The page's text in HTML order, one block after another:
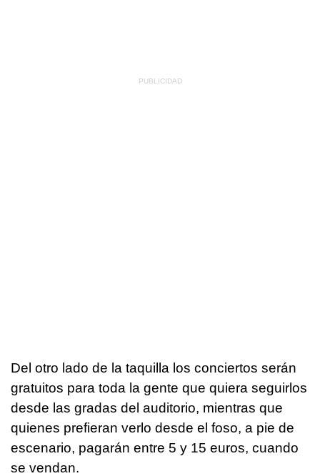
Del otro lado de la taquilla los conciertos serán
gratuitos para toda la gente que quiera seguirlos
desde las gradas del auditorio, mientras que
quienes prefieran verlo desde el foso, a pie de
escenario, pagarán entre 5 y 15 euros, cuando
se vendan.